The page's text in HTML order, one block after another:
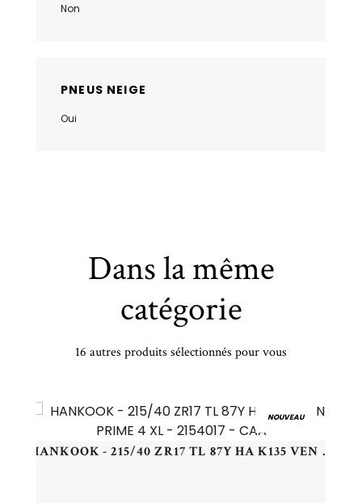
Non
PNEUS NEIGE
Oui
Dans la même
catégorie
16 autres produits sélectionnés pour vous
NOUVEAU
HANKOOK - 215/40 ZR17 TL 87Y HA K135 VEN PRIME 4 XL - 2154017 - CAA